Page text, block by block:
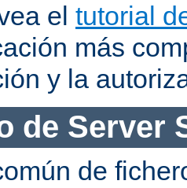
el tutorial
más
y la
de Server
de